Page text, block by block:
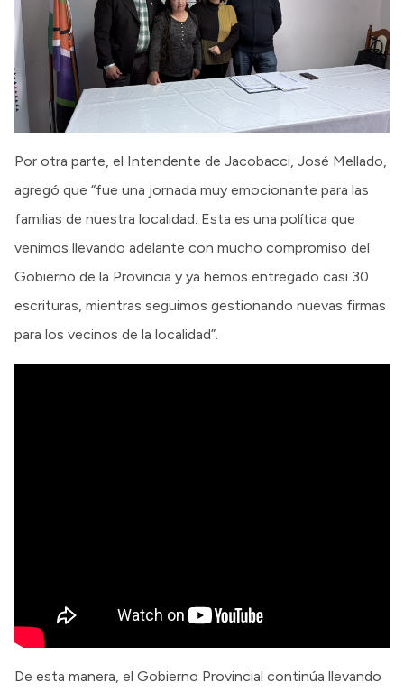
Por otra parte, el Intendente de Jacobacci, José Mellado,
agregó que “fue una jornada muy emocionante para las
familias de nuestra localidad. Esta es una política que
venimos llevando adelante con mucho compromiso del
Gobierno de la Provincia y ya hemos entregado casi 30
escrituras, mientras seguimos gestionando nuevas firmas
para los vecinos de la localidad”.
De esta manera, el Gobierno Provincial continúa llevando